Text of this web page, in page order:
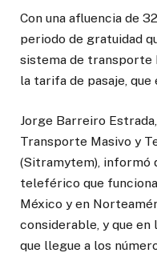
Con una afluencia de
periodo de gratuidad
sistema de transporte
la tarifa de pasaje,
Jorge Barreiro
Transporte Masivo y
(Sitramytem), informó
teleférico que
México y en
considerable, y que
que llegue a los